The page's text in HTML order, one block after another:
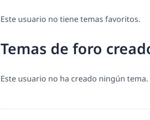
Este usuario no tiene temas favoritos.
Temas de foro
Este usuario no ha creado ningún tema.